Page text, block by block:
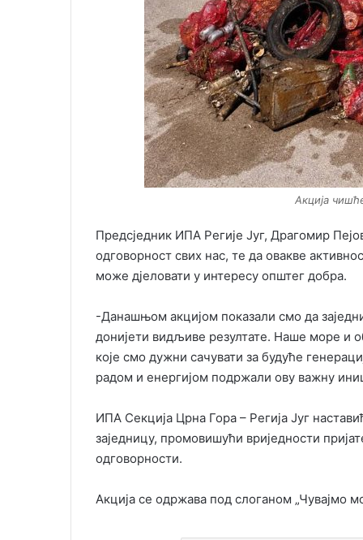
Акција
Предсједник ИПА Регије Југ, Драгомир
одговорност свих нас, те да овакве
може дјеловати у интересу општег добра.
-Данашњом акцијом показали смо да
донијети видљиве резултате. Наше море и
које смо дужни сачувати за будуће
радом и енергијом подржали ову важну
ИПА Секција Црна Гора – Регија Југ
заједницу, промовишући вриједности
одговорности.
Акција се одржава под слоганом „Чувајмо